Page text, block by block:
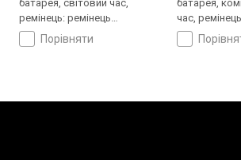
батарея, світовий час,
ремінець: ремінець
шкіряний, WR 200, Японія
порівняти
батарея,
час,
сталь, WR